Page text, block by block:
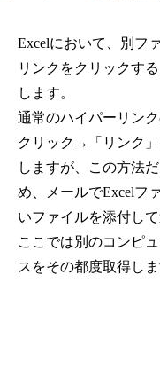
Excelにおいて、別フ
リンクをクリックす
します。
通常のハイパーリン
クリック→「リンク
しますが、この方法
め、メールでExcelフ
いファイルを添付し
ここでは別のコンピ
スをその都度取得しま